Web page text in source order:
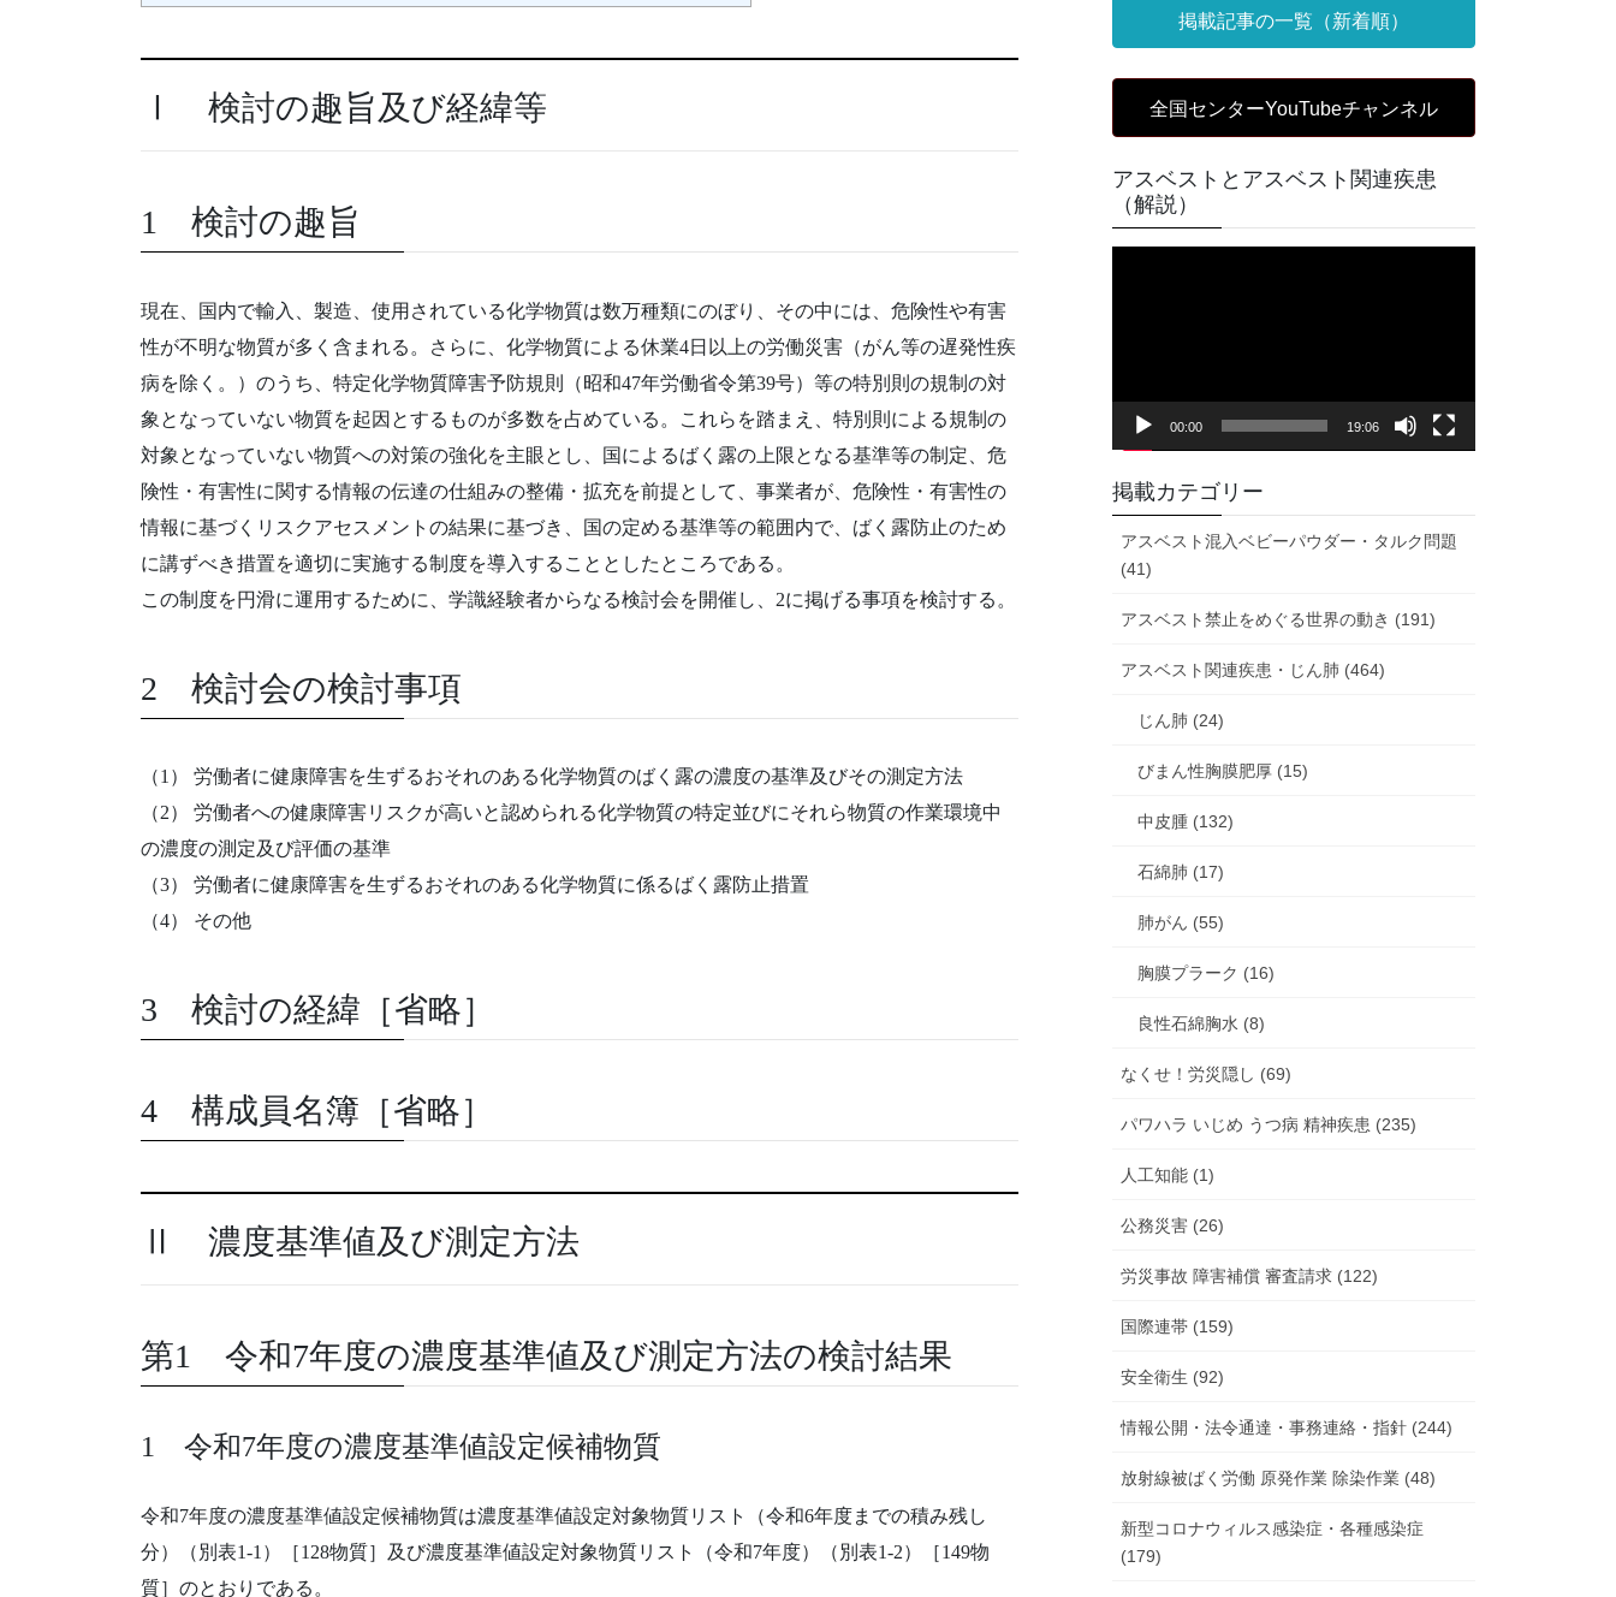
Ⅰ 検討の趣旨及び経緯等
1 検討の趣旨
現在、国内で輸入、製造、使用されている化学物質は数万種類にのぼり、その中には、危険性や有害
性が不明な物質が多く含まれる。さらに、化学物質による休業4日以上の労働災害（がん等の遅発性疾
病を除く。）のうち、特定化学物質障害予防規則（昭和47年労働省令第39号）等の特別則の規制の対
象となっていない物質を起因とするものが多数を占めている。これらを踏まえ、特別則による規制の
対象となっていない物質への対策の強化を主眼とし、国によるばく露の上限となる基準等の制定、危
険性・有害性に関する情報の伝達の仕組みの整備・拡充を前提として、事業者が、危険性・有害性の
情報に基づくリスクアセスメントの結果に基づき、国の定める基準等の範囲内で、ばく露防止のため
に講ずべき措置を適切に実施する制度を導入することとしたところである。
この制度を円滑に運用するために、学識経験者からなる検討会を開催し、2に掲げる事項を検討する。
2 検討会の検討事項
（1） 労働者に健康障害を生ずるおそれのある化学物質のばく露の濃度の基準及びその測定方法
（2） 労働者への健康障害リスクが高いと認められる化学物質の特定並びにそれら物質の作業環境中
の濃度の測定及び評価の基準
（3） 労働者に健康障害を生ずるおそれのある化学物質に係るばく露防止措置
（4） その他
3 検討の経緯［省略］
4 構成員名簿［省略］
Ⅱ 濃度基準値及び測定方法
第1 令和7年度の濃度基準値及び測定方法の検討結果
1 令和7年度の濃度基準値設定候補物質
令和7年度の濃度基準値設定候補物質は濃度基準値設定対象物質リスト（令和6年度までの積み残し
分）（別表1-1）［128物質］及び濃度基準値設定対象物質リスト（令和7年度）（別表1-2）［149物
質］のとおりである。
掲載記事の一覧（新着順）
全国センターYouTubeチャンネル
アスベストとアスベスト関連疾患
（解説）
ヤ
00:00 19:06
掲載カテゴリー
アスベスト混入ベビーパウダー・タルク問題
(41)
アスベスト禁止をめぐる世界の動き (191)
アスベスト関連疾患・じん肺 (464)
じん肺 (24)
びまん性胸膜肥厚 (15)
中皮腫 (132)
石綿肺 (17)
肺がん (55)
胸膜プラーク (16)
良性石綿胸水 (8)
なくせ！労災隠し (69)
パワハラ いじめ うつ病 精神疾患 (235)
人工知能 (1)
公務災害 (26)
労災事故 障害補償 審査請求 (122)
国際連帯 (159)
安全衛生 (92)
情報公開・法令通達・事務連絡・指針 (244)
放射線被ばく労働 原発作業 除染作業 (48)
新型コロナウィルス感染症・各種感染症
(179)